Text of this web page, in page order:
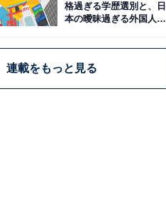
格過ぎる学歴選別と、日
本の曖昧過ぎる外国人政
連載をもっと見る